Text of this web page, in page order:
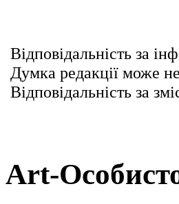
Відповідальність за
Думка редакції може
Відповідальність за
Art-